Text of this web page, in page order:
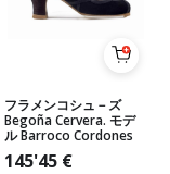
フラメンコシュ－ズ
Begoña Cervera. モデ
ル Barroco Cordones
145'45 €